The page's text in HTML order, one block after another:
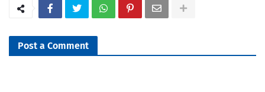
Post a Comment